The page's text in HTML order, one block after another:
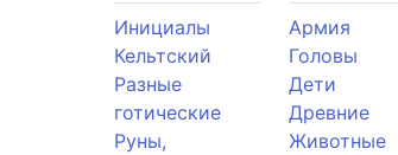
Инициалы
Кельтский
Разные
готические
Руны,
Армия
Головы
Дети
Древние
Животные